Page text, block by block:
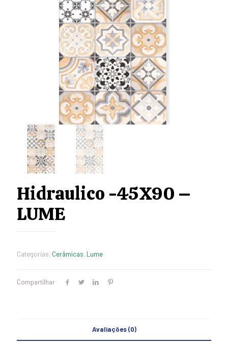
Hidraulico -45X90 –
LUME
Categorias: Cerâmicas, Lume
Compartilhar
Avaliações (0)